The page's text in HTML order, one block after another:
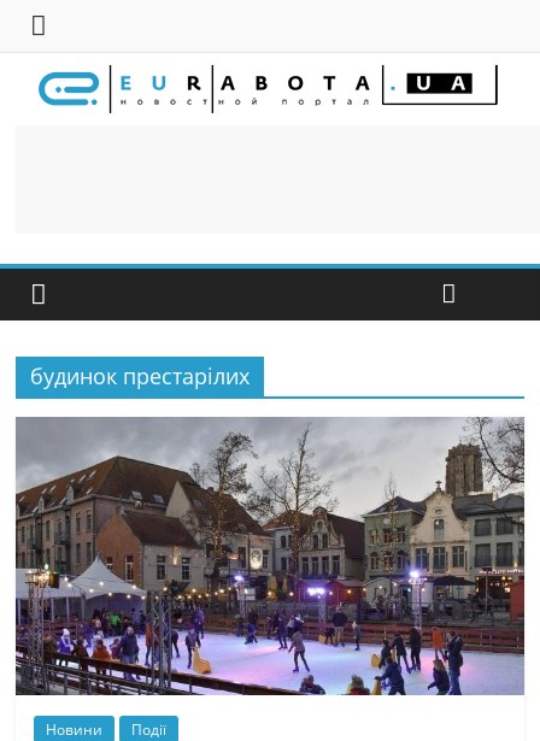
будинок престарілих
Новини Події